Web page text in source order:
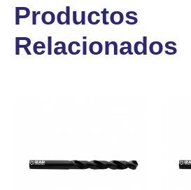
Productos
Relacionados